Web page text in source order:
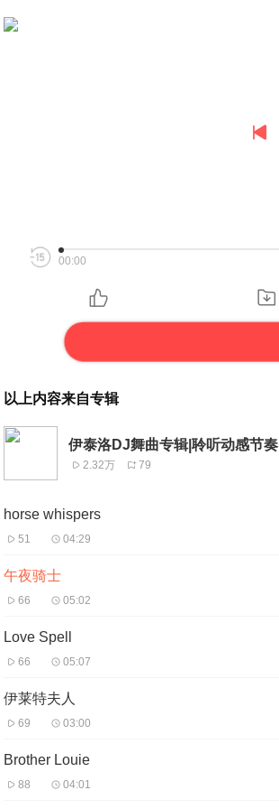
00:00
以上内容来自专辑
伊泰洛DJ舞曲专辑|聆听动感节奏|
2.32万 79
horse whispers
51 04:29
午夜骑士
66 05:02
Love Spell
66 05:07
伊莱特夫人
69 03:00
Brother Louie
88 04:01